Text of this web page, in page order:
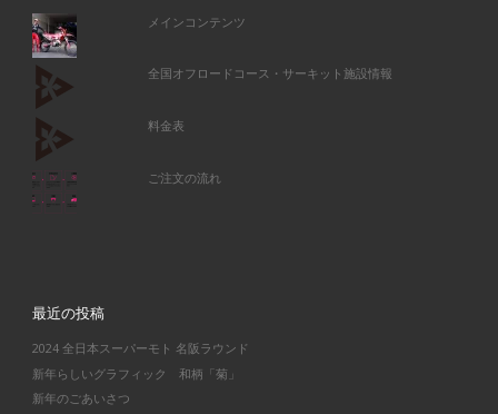
メインコンテンツ
全国オフロードコース・サーキット施設情報
料金表
ご注文の流れ
最近の投稿
2024 全日本スーパーモト 名阪ラウンド
新年らしいグラフィック 和柄「菊」
新年のごあいさつ